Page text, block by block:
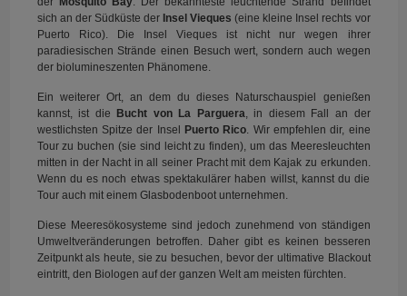
sich an der Südküste der Insel Vieques (eine kleine Insel rechts vor
Puerto Rico). Die Insel Vieques ist nicht nur wegen ihrer
paradiesischen Strände einen Besuch wert, sondern auch wegen
der biolumineszenten Phänomene.
Ein weiterer Ort, an dem du dieses Naturschauspiel genießen
kannst, ist die
Bucht von La Parguera, in diesem Fall an der
westlichsten Spitze der Insel
Puerto Rico. Wir empfehlen dir, eine
Tour zu buchen (sie sind leicht zu finden), um das Meeresleuchten
mitten in der Nacht in all seiner Pracht mit dem Kajak zu erkunden.
Wenn du es noch etwas spektakulärer haben willst, kannst du die
Tour auch mit einem Glasbodenboot unternehmen.
Diese Meeresökosysteme sind jedoch zunehmend von ständigen
Umweltveränderungen betroffen. Daher gibt es keinen besseren
Zeitpunkt als heute, sie zu besuchen, bevor der ultimative Blackout
eintritt, den Biologen auf der ganzen Welt am meisten fürchten.